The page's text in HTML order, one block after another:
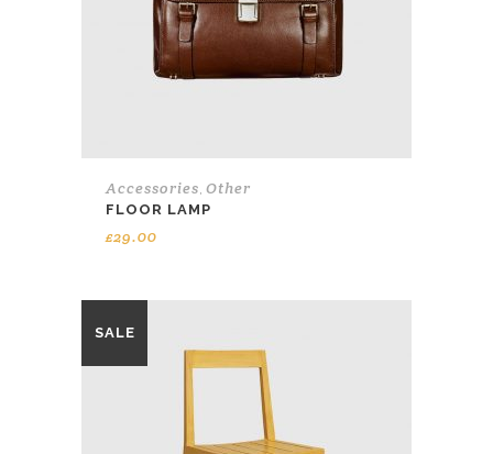
Accessories, Other
FLOOR LAMP
£29.00
SALE